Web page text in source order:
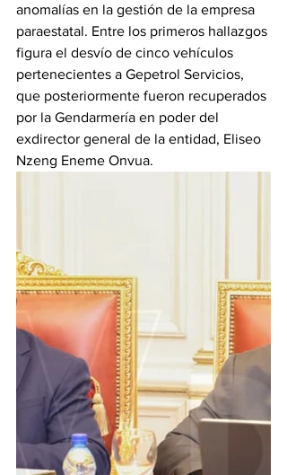
anomalías en la gestión de la empresa
paraestatal. Entre los primeros hallazgos
figura el desvío de cinco vehículos
pertenecientes a Gepetrol Servicios,
que posteriormente fueron recuperados
por la Gendarmería en poder del
exdirector general de la entidad, Eliseo
Nzeng Eneme Onvua.